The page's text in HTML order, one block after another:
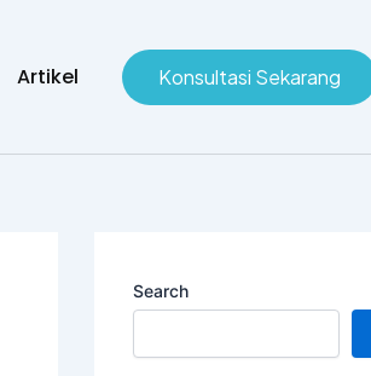
Artikel Konsultasi Sekarang
Search